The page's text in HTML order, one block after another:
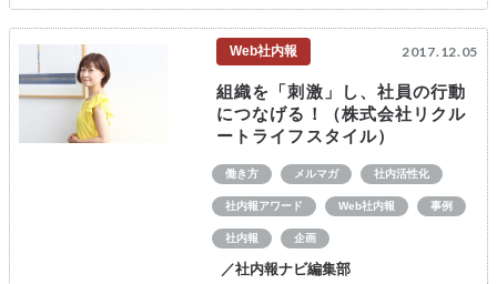
Web社内報 2017.12.05
組織を「刺激」し、社員の行動
につなげる！（株式会社リクル
ートライフスタイル）
働き方 メルマガ 社内活性化
社内報アワード Web社内報 事例
社内報 企画
／社内報ナビ編集部